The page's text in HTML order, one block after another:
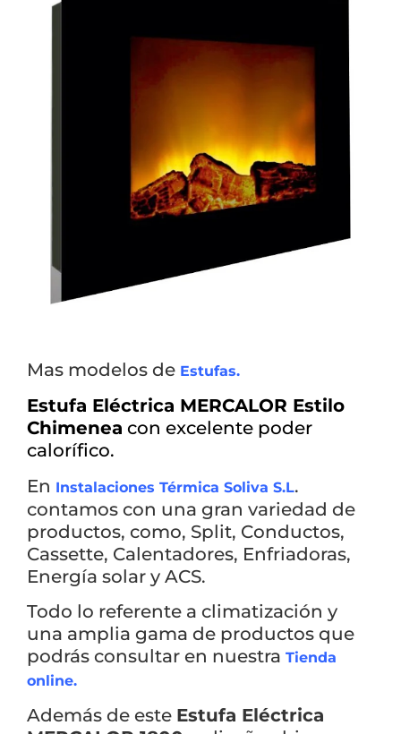
×
Mas modelos de Estufas.
Estufa Eléctrica MERCALOR Estilo
Chimenea con excelente poder
calorífico.
En Instalaciones Térmica Soliva S.L.
contamos con una gran variedad de
productos, como, Split, Conductos,
Cassette, Calentadores, Enfriadoras,
Energía solar y ACS.
Todo lo referente a climatización y
una amplia gama de productos que
podrás consultar en nuestra Tienda
online.
Además de este Estufa Eléctrica